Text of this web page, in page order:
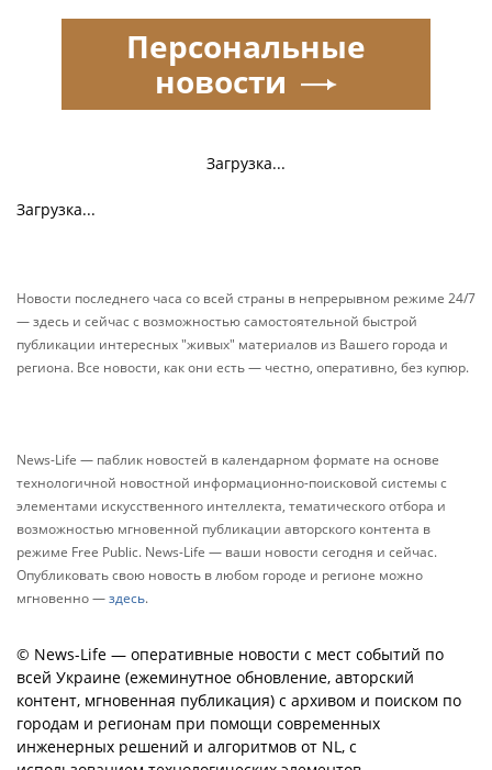
Загрузка...
Загрузка...
Персональные
новости
Новости последнего часа со всей страны в непрерывном режиме 24/7
— здесь и сейчас с возможностью самостоятельной быстрой
публикации интересных "живых" материалов из Вашего города и
региона. Все новости, как они есть — честно, оперативно, без купюр.
News-Life — паблик новостей в календарном формате на основе
технологичной новостной информационно-поисковой системы с
элементами искусственного интеллекта, тематического отбора и
возможностью мгновенной публикации авторского контента в
режиме Free Public. News-Life — ваши новости сегодня и сейчас.
Опубликовать свою новость в любом городе и регионе можно
мгновенно —здесь.
© News-Life — оперативные новости с мест событий по
всей Украине (ежеминутное обновление, авторский
контент, мгновенная публикация) с архивом и поиском по
городам и регионам при помощи современных
инженерных решений и алгоритмов от NL, с